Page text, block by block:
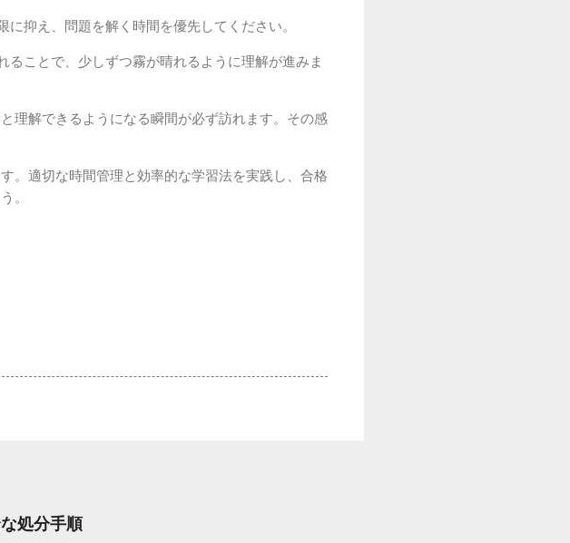
に抑え、問題を解く時間を優先してください。
ることで、少しずつ霧が晴れるように理解が進みま
理解できるようになる瞬間が必ず訪れます。その感
。適切な時間管理と効率的な学習法を実践し、合格
。
処分手順